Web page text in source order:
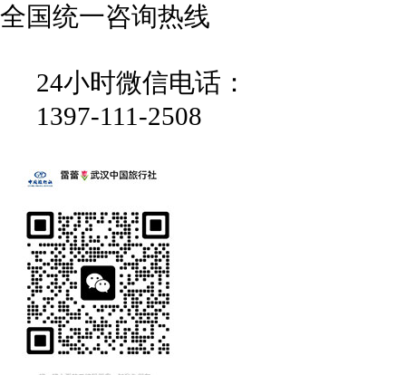
全国统一咨询热线
24小时微信电话：
1397-111-2508